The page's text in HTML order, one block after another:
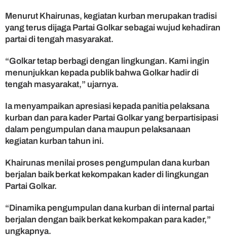
u
M
s
y
a
a
k
Menurut Khairunas, kegiatan kurban merupakan tradisi
yang terus dijaga Partai Golkar sebagai wujud kehadiran
partai di tengah masyarakat.
“Golkar tetap berbagi dengan lingkungan. Kami ingin
menunjukkan kepada publik bahwa Golkar hadir di
tengah masyarakat,” ujarnya.
Ia menyampaikan apresiasi kepada panitia pelaksana
kurban dan para kader Partai Golkar yang berpartisipasi
dalam pengumpulan dana maupun pelaksanaan
kegiatan kurban tahun ini.
Khairunas menilai proses pengumpulan dana kurban
berjalan baik berkat kekompakan kader di lingkungan
Partai Golkar.
“Dinamika pengumpulan dana kurban di internal partai
berjalan dengan baik berkat kekompakan para kader,”
ungkapnya.